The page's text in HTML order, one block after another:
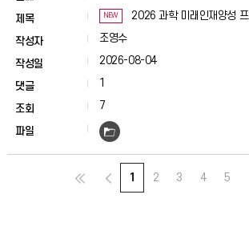
NEW
조영수
2026-08-04
1
7
1 2 3 4 5